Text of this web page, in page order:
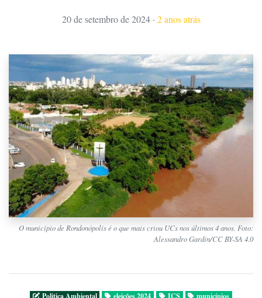
20 de setembro de 2024 · 2 anos atrás
O município de Rondonópolis é o que mais criou UCs nos últimos 4 anos. Foto:
Alessandro Gardin/CC BY-SA 4.0
Politica Ambiental eleições 2024 ICS
municípios